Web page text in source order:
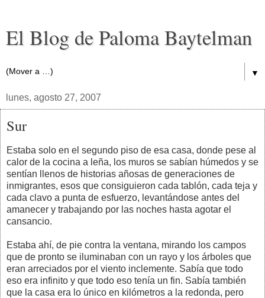
El Blog de Paloma Baytelman
▼
lunes, agosto 27, 2007
Sur
Estaba solo en el segundo piso de esa casa, donde pese al
calor de la cocina a leña, los muros se sabían húmedos y se
sentían llenos de historias añosas de generaciones de
inmigrantes, esos que consiguieron cada tablón, cada teja y
cada clavo a punta de esfuerzo, levantándose antes del
amanecer y trabajando por las noches hasta agotar el
cansancio.
Estaba ahí, de pie contra la ventana, mirando los campos
que de pronto se iluminaban con un rayo y los árboles que
eran arreciados por el viento inclemente. Sabía que todo
eso era infinito y que todo eso tenía un fin. Sabía también
que la casa era lo único en kilómetros a la redonda, pero